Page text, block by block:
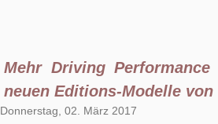
Mehr Driving
neuen Editions-Modelle von
Donnerstag, 02. März 2017